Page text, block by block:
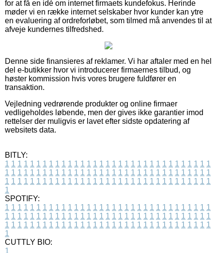
for at få en idé om internet firmaets kundefokus. Herinde
møder vi en række internet selskaber hvor kunder kan ytre
en evaluering af ordreforløbet, som tilmed må anvendes til at
afveje kundernes tilfredshed.
Denne side finansieres af reklamer. Vi har aftaler med en hel
del e-butikker hvor vi introducerer firmaernes tilbud, og
høster kommission hvis vores brugere fuldfører en
transaktion.
Vejledning vedrørende produkter og online firmaer
vedligeholdes løbende, men der gives ikke garantier imod
rettelser der muligvis er lavet efter sidste opdatering af
websitets data.
BITLY:
1 1 1 1 1 1 1 1 1 1 1 1 1 1 1 1 1 1 1 1 1 1 1 1 1 1 1 1 1 1 1 1 1
1 1 1 1 1 1 1 1 1 1 1 1 1 1 1 1 1 1 1 1 1 1 1 1 1 1 1 1 1 1 1 1 1
1 1 1 1 1 1 1 1 1 1 1 1 1 1 1 1 1 1 1 1 1 1 1 1 1 1 1 1 1 1 1 1 1
1
SPOTIFY:
1 1 1 1 1 1 1 1 1 1 1 1 1 1 1 1 1 1 1 1 1 1 1 1 1 1 1 1 1 1 1 1 1
1 1 1 1 1 1 1 1 1 1 1 1 1 1 1 1 1 1 1 1 1 1 1 1 1 1 1 1 1 1 1 1 1
1 1 1 1 1 1 1 1 1 1 1 1 1 1 1 1 1 1 1 1 1 1 1 1 1 1 1 1 1 1 1 1 1
1
CUTTLY BIO:
1